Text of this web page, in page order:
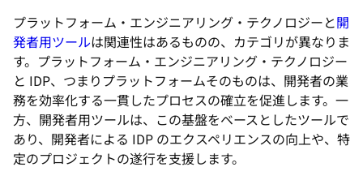
プラットフォーム・エンジニアリング・テクノロジーと開
発者用ツールは関連性はあるものの、カテゴリが異なりま
す。プラットフォーム・エンジニアリング・テクノロジー
と IDP、つまりプラットフォームそのものは、開発者の業
務を効率化する一貫したプロセスの確立を促進します。一
方、開発者用ツールは、この基盤をベースとしたツールで
あり、開発者による IDP のエクスペリエンスの向上や、特
定のプロジェクトの遂行を支援します。